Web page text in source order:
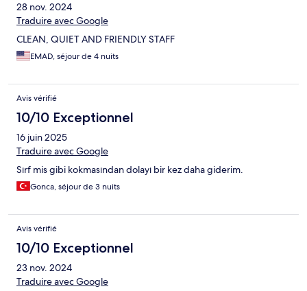
28 nov. 2024
Traduire avec Google
CLEAN, QUIET AND FRIENDLY STAFF
EMAD, séjour de 4 nuits
Avis vérifié
10/10 Exceptionnel
16 juin 2025
Traduire avec Google
Sırf mis gibi kokmasından dolayı bir kez daha giderim.
Gonca, séjour de 3 nuits
Avis vérifié
10/10 Exceptionnel
23 nov. 2024
Traduire avec Google